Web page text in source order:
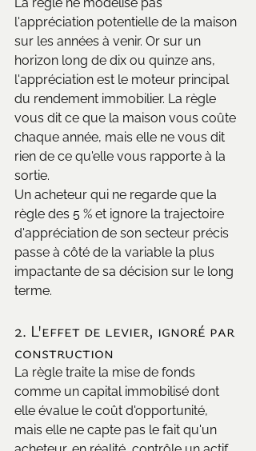
l'appréciation potentielle de la maison
sur les années à venir. Or sur un
horizon long de dix ou quinze ans,
l'appréciation est le moteur principal
du rendement immobilier. La règle
vous dit ce que la maison vous coûte
chaque année, mais elle ne vous dit
rien de ce qu'elle vous rapporte à la
sortie.
Un acheteur qui ne regarde que la
règle des 5 % et ignore la trajectoire
d'appréciation de son secteur précis
passe à côté de la variable la plus
impactante de sa décision sur le long
terme.
2. L'effet de levier, ignoré par
construction
La règle traite la mise de fonds
comme un capital immobilisé dont
elle évalue le coût d'opportunité,
mais elle ne capte pas le fait qu'un